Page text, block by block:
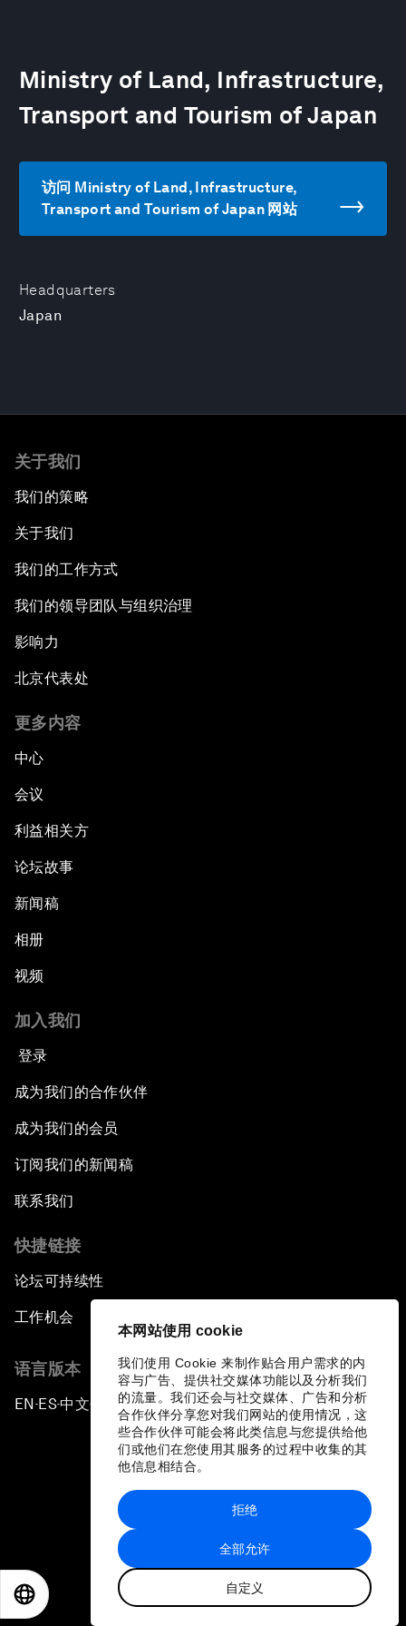
本网站使用 cookie
我们使用 Cookie 来制作贴合用户需求的内
容与广告、提供社交媒体功能以及分析我们
的流量。我们还会与社交媒体、广告和分析
合作伙伴分享您对我们网站的使用情况，这
些合作伙伴可能会将此类信息与您提供给他
们或他们在您使用其服务的过程中收集的其
他信息相结合。
全部允许
自定义
拒绝
Headquarters
Japan
Ministry of Land, Infrastructure,
Transport and Tourism of Japan
访问 Ministry of Land, Infrastructure,
Transport and Tourism of Japan 网站
关于我们
我们的策略
关于我们
我们的工作方式
我们的领导团队与组织治理
影响力
北京代表处
更多内容
中心
会议
利益相关方
论坛故事
新闻稿
相册
视频
加入我们
登录
成为我们的合作伙伴
成为我们的会员
订阅我们的新闻稿
联系我们
快捷链接
论坛可持续性
工作机会
语言版本
EN ▪ES▪中文▪ 日本語
站点地图
世界经济论坛